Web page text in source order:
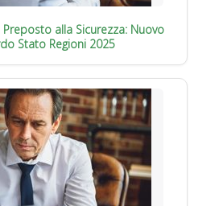
alla Sicurezza: Nuovo
Stato Regioni 2025